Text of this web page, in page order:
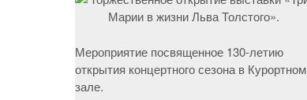
Мероприятие посвященное 130-летию
открытия концертного сезона в Курортном
зале.